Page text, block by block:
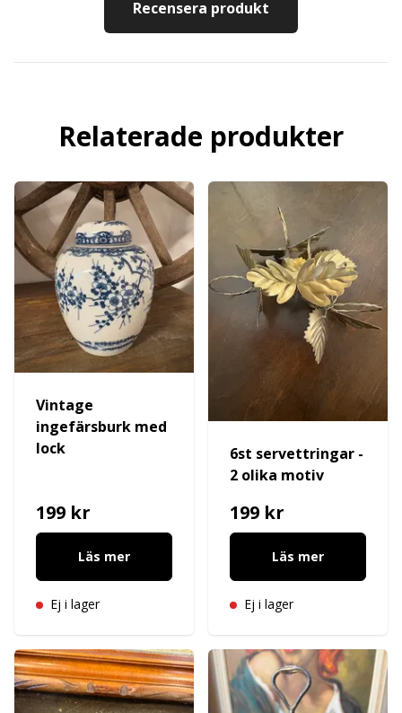
Recensera produkt
Relaterade produkter
Vintage
ingefärsburk med
lock
199 kr
Läs mer
Ej i lager
6st servettringar -
2 olika motiv
199 kr
Läs mer
Ej i lager